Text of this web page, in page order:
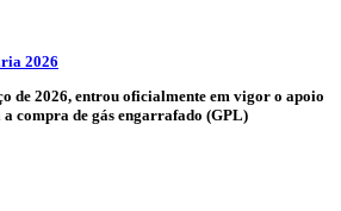
2026
de 2026, entrou oficialmente em vigor o apoio
compra de gás engarrafado (GPL)